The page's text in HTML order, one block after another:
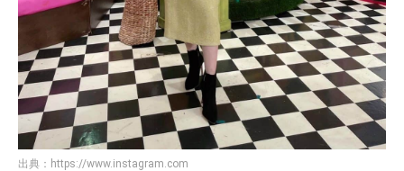
出典： https://www.instagram.com